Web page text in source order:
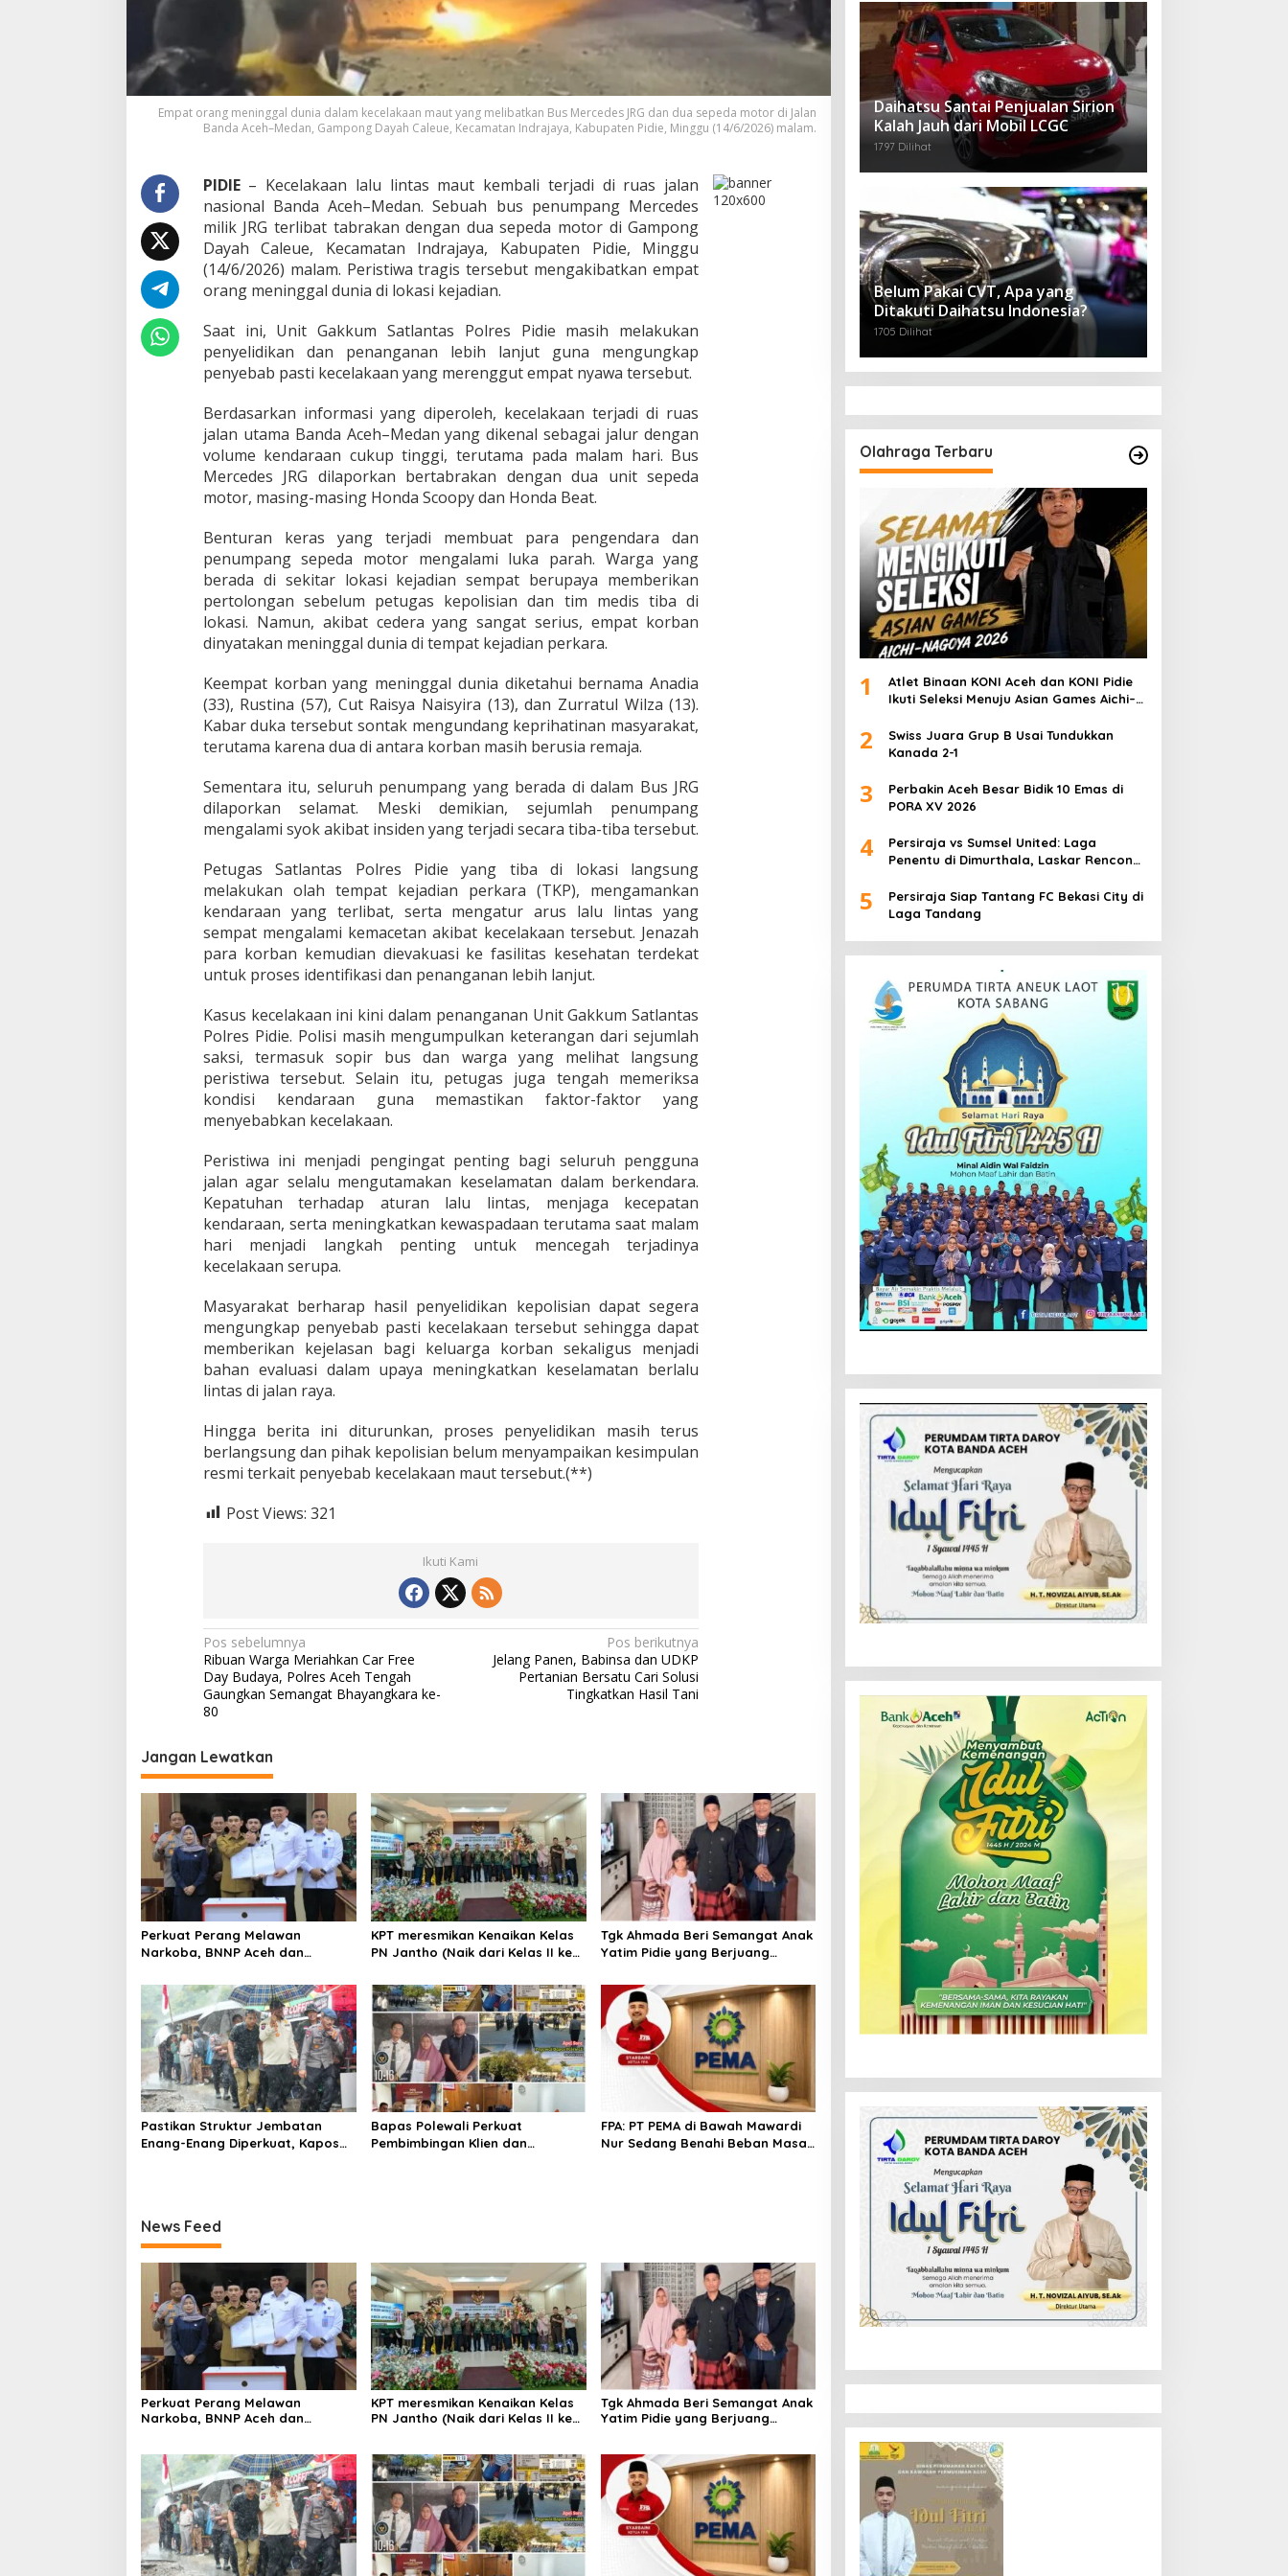
O
r
a
n
g
T
a
s
Empat orang meninggal dunia dalam kecelakaan maut yang melibatkan Bus Mercedes JRG dan dua sepeda motor di Jalan
Banda Aceh–Medan, Gampong Dayah Caleue, Kecamatan Indrajaya, Kabupaten Pidie, Minggu (14/6/2026) malam.
PIDIE– Kecelakaan lalu lintas maut kembali terjadi di ruas jalan
nasional Banda Aceh–Medan. Sebuah bus penumpang Mercedes
milik JRG terlibat tabrakan dengan dua sepeda motor di Gampong
Dayah Caleue, Kecamatan Indrajaya, Kabupaten Pidie, Minggu
(14/6/2026) malam. Peristiwa tragis tersebut mengakibatkan empat
orang meninggal dunia di lokasi kejadian.
Saat ini, Unit Gakkum Satlantas Polres Pidie masih melakukan
penyelidikan dan penanganan lebih lanjut guna mengungkap
penyebab pasti kecelakaan yang merenggut empat nyawa tersebut.
Berdasarkan informasi yang diperoleh, kecelakaan terjadi di ruas
jalan utama Banda Aceh–Medan yang dikenal sebagai jalur dengan
volume kendaraan cukup tinggi, terutama pada malam hari. Bus
Mercedes JRG dilaporkan bertabrakan dengan dua unit sepeda
motor, masing-masing Honda Scoopy dan Honda Beat.
Benturan keras yang terjadi membuat para pengendara dan
penumpang sepeda motor mengalami luka parah. Warga yang
berada di sekitar lokasi kejadian sempat berupaya memberikan
pertolongan sebelum petugas kepolisian dan tim medis tiba di
lokasi. Namun, akibat cedera yang sangat serius, empat korban
dinyatakan meninggal dunia di tempat kejadian perkara.
Keempat korban yang meninggal dunia diketahui bernama Anadia
(33), Rustina (57), Cut Raisya Naisyira (13), dan Zurratul Wilza (13).
Kabar duka tersebut sontak mengundang keprihatinan masyarakat,
terutama karena dua di antara korban masih berusia remaja.
Sementara itu, seluruh penumpang yang berada di dalam Bus JRG
dilaporkan selamat. Meski demikian, sejumlah penumpang
mengalami syok akibat insiden yang terjadi secara tiba-tiba tersebut.
Petugas Satlantas Polres Pidie yang tiba di lokasi langsung
melakukan olah tempat kejadian perkara (TKP), mengamankan
kendaraan yang terlibat, serta mengatur arus lalu lintas yang
sempat mengalami kemacetan akibat kecelakaan tersebut. Jenazah
para korban kemudian dievakuasi ke fasilitas kesehatan terdekat
untuk proses identifikasi dan penanganan lebih lanjut.
Kasus kecelakaan ini kini dalam penanganan Unit Gakkum Satlantas
Polres Pidie. Polisi masih mengumpulkan keterangan dari sejumlah
saksi, termasuk sopir bus dan warga yang melihat langsung
peristiwa tersebut. Selain itu, petugas juga tengah memeriksa
kondisi kendaraan guna memastikan faktor-faktor yang
menyebabkan kecelakaan.
Peristiwa ini menjadi pengingat penting bagi seluruh pengguna
jalan agar selalu mengutamakan keselamatan dalam berkendara.
Kepatuhan terhadap aturan lalu lintas, menjaga kecepatan
kendaraan, serta meningkatkan kewaspadaan terutama saat malam
hari menjadi langkah penting untuk mencegah terjadinya
kecelakaan serupa.
Masyarakat berharap hasil penyelidikan kepolisian dapat segera
mengungkap penyebab pasti kecelakaan tersebut sehingga dapat
memberikan kejelasan bagi keluarga korban sekaligus menjadi
bahan evaluasi dalam upaya meningkatkan keselamatan berlalu
lintas di jalan raya.
Hingga berita ini diturunkan, proses penyelidikan masih terus
berlangsung dan pihak kepolisian belum menyampaikan kesimpulan
resmi terkait penyebab kecelakaan maut tersebut.(**)
Post Views: 321
Ikuti Kami
N
a
v
g
a
s
i
p
o
s
Pos sebelumnya
Ribuan Warga Meriahkan Car Free
Day Budaya, Polres Aceh Tengah
Gaungkan Semangat Bhayangkara ke-
80
Pos berikutnya
Jelang Panen, Babinsa dan UDKP
Pertanian Bersatu Cari Solusi
Tingkatkan Hasil Tani
Jangan Lewatkan
Perkuat Perang Melawan
Narkoba, BNNP Aceh dan
P4GN
KPT meresmikan Kenaikan Kelas
PN Jantho (Naik dari Kelas II ke
Tgk Ahmada Beri Semangat Anak
Yatim Pidie yang Berjuang
Pastikan Struktur Jembatan
Enang-Enang Diperkuat, Kaposwil
Bapas Polewali Perkuat
Pembimbingan Klien dan
FPA: PT PEMA di Bawah Mawardi
Nur Sedang Benahi Beban Masa
News Feed
Perkuat Perang Melawan
Narkoba, BNNP Aceh dan
KPT meresmikan Kenaikan Kelas
PN Jantho (Naik dari Kelas II ke
Tgk Ahmada Beri Semangat Anak
Yatim Pidie yang Berjuang
Daihatsu Santai Penjualan Sirion
Kalah Jauh dari Mobil LCGC
1797 Dilihat
Belum Pakai CVT, Apa yang
Ditakuti Daihatsu Indonesia?
1705 Dilihat
Olahraga Terbaru
1
Atlet Binaan KONI Aceh dan KONI Pidie
Ikuti Seleksi Menuju Asian Games Aichi–
2
Swiss Juara Grup B Usai Tundukkan
Kanada 2-1
3
Perbakin Aceh Besar Bidik 10 Emas di
PORA XV 2026
4
Persiraja vs Sumsel United: Laga
Penentu di Dimurthala, Laskar Rencong
5
Persiraja Siap Tantang FC Bekasi City di
Laga Tandang